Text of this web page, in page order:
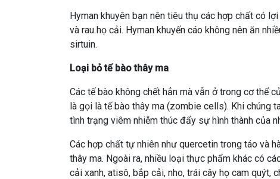
Hyman khuyên bạn nên tiêu thụ các hợp chất có
và rau họ cải. Hyman khuyến cáo không nên ăn
sirtuin.
Loại bỏ tế bào thây ma
Các tế bào không chết hẳn mà vẫn ở trong cơ thể
là gọi là tế bào thây ma (zombie cells). Khi chúng
tình trạng viêm nhiễm thúc đẩy sự hình thành của
Các hợp chất tự nhiên như quercetin trong táo và
thây ma. Ngoài ra, nhiều loại thực phẩm khác có
cải xanh, atisô, bắp cải, nho, trái cây họ cam quýt,